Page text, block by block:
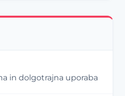
in dolgotrajna uporaba